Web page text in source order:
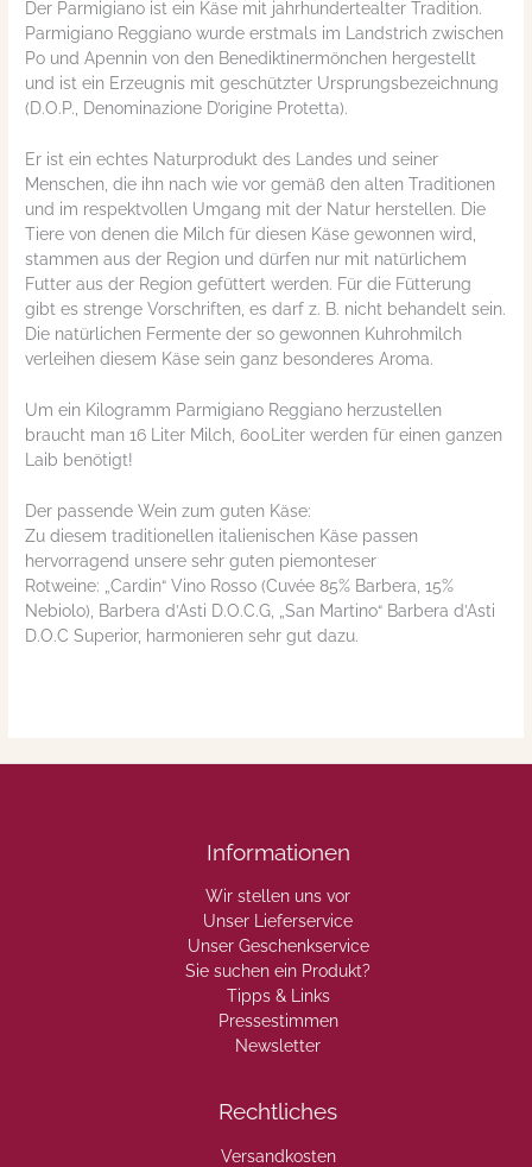
Der Parmigiano ist ein Käse mit jahrhundertealter Tradition.
Parmigiano Reggiano wurde erstmals im Landstrich zwischen
Po und Apennin von den Benediktinermönchen hergestellt
und ist ein Erzeugnis mit geschützter Ursprungsbezeichnung
(D.O.P., Denominazione D’origine Protetta).
Er ist ein echtes Naturprodukt des Landes und seiner
Menschen, die ihn nach wie vor gemäß den alten Traditionen
und im respektvollen Umgang mit der Natur herstellen. Die
Tiere von denen die Milch für diesen Käse gewonnen wird,
stammen aus der Region und dürfen nur mit natürlichem
Futter aus der Region gefüttert werden. Für die Fütterung
gibt es strenge Vorschriften, es darf z. B. nicht behandelt sein.
Die natürlichen Fermente der so gewonnen Kuhrohmilch
verleihen diesem Käse sein ganz besonderes Aroma.
Um ein Kilogramm Parmigiano Reggiano herzustellen
braucht man 16 Liter Milch, 600Liter werden für einen ganzen
Laib benötigt!
Der passende Wein zum guten Käse:
Zu diesem traditionellen italienischen Käse passen
hervorragend unsere sehr guten piemonteser
Rotweine: „Cardin“ Vino Rosso (Cuvée 85% Barbera, 15%
Nebiolo), Barbera d’Asti D.O.C.G, „San Martino“ Barbera d’Asti
D.O.C Superior, harmonieren sehr gut dazu.
Informationen
Wir stellen uns vor
Unser Lieferservice
Unser Geschenkservice
Sie suchen ein Produkt?
Tipps & Links
Pressestimmen
Newsletter
Rechtliches
Versandkosten